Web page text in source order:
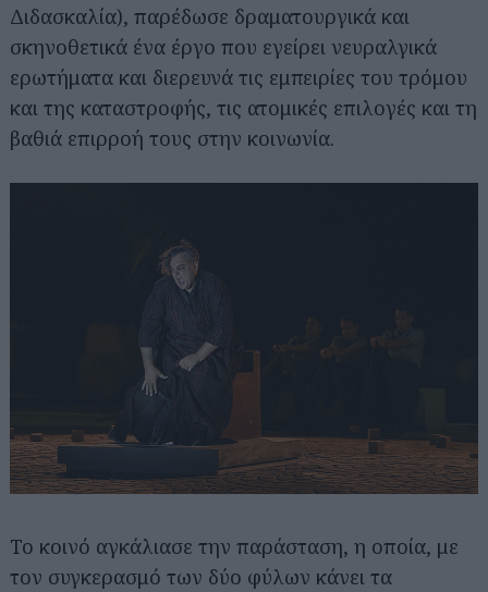
Διδασκαλία), παρέδωσε δραματουργικά και
σκηνοθετικά ένα έργο που εγείρει νευραλγικά
ερωτήματα και διερευνά τις εμπειρίες του τρόμου
και της καταστροφής, τις ατομικές επιλογές και τη
βαθιά επιρροή τους στην κοινωνία.
Το κοινό αγκάλιασε την παράσταση, η οποία, με
τον συγκερασμό των δύο φύλων κάνει τα